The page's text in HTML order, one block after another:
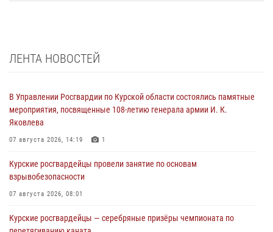
ЛЕНТА НОВОСТЕЙ
В Управлении Росгвардии по Курской области состоялись памятные
мероприятия, посвященные 108-летию генерала армии И. К.
Яковлева
07 августа 2026, 14:19 1
Курские росгвардейцы провели занятие по основам
взрывобезопасности
07 августа 2026, 08:01
Курские росгвардейцы — серебряные призёры чемпионата по